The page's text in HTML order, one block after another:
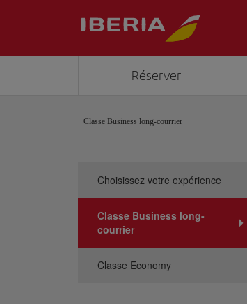
Réserver
Classe Business long-courrier
Choisissez votre expérience
Classe Business long-
courrier
Classe Economy